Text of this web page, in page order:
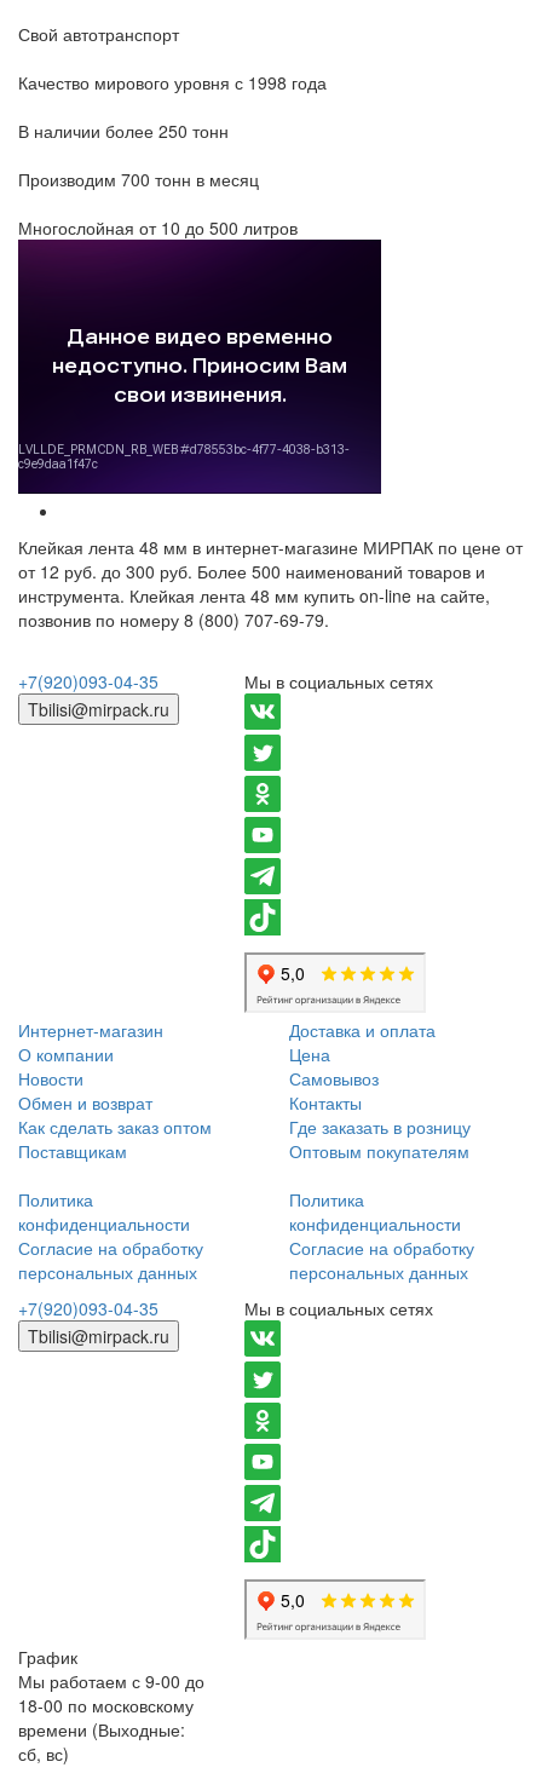
Свой автотранспорт
Качество мирового уровня с 1998 года
В наличии более 250 тонн
Производим 700 тонн в месяц
Многослойная от 10 до 500 литров
Клейкая лента 48 мм в интернет-магазине МИРПАК по цене от
от 12 руб. до 300 руб. Более 500 наименований товаров и
инструмента. Клейкая лента 48 мм купить on-line на сайте,
позвонив по номеру 8 (800) 707-69-79.
+7(920)093-04-35
Tbilisi@mirpack.ru
Мы в социальных сетях
Интернет-магазин
О компании
Новости
Обмен и возврат
Как сделать заказ оптом
Поставщикам
Политика
конфиденциальности
Согласие на обработку
персональных данных
Доставка и оплата
Цена
Самовывоз
Контакты
Где заказать в розницу
Оптовым покупателям
Политика
конфиденциальности
Согласие на обработку
персональных данных
+7(920)093-04-35
Tbilisi@mirpack.ru
Мы в социальных сетях
График
Мы работаем с 9-00 до
18-00 по московскому
времени (Выходные:
сб, вс)